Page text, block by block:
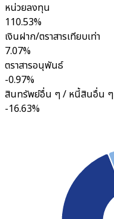
หน่วยลงทุน
110.53%
เงินฝาก/ตราสารเทียบเท่า
7.07%
ตราสารอนุพันธ์
-0.97%
สินทรัพย์อื่น ๆ / หนี้สินอื่น ๆ
-16.63%